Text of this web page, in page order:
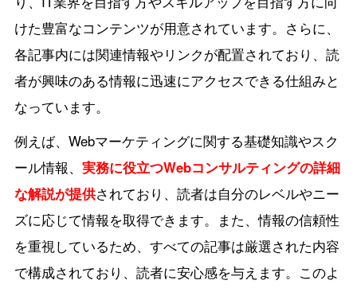
けた豊富なコンテンツが用意されています。さらに、
各記事内には関連情報やリンクが配置されており、読
者が興味のある情報に迅速にアクセスできる仕組みと
なっています。
例えば、Webマーケティングに関する基礎知識やスク
ール情報、 実務に役立つWebコンサルティングの詳細
な解説が提供されており、読者は自分のレベルやニー
ズに応じて情報を取得できます。また、情報の信頼性
を重視しているため、すべての記事は厳選された内容
で構成されており、読者に安心感を与えます。このよ